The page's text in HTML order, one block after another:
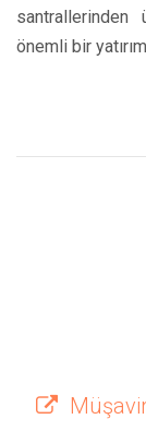
santrallerinden
önemli bir